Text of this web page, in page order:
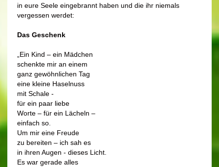
in eure Seele eingebrannt haben und die ihr niemals
vergessen werdet:
Das Geschenk
„Ein Kind – ein Mädchen
schenkte mir an einem
ganz gewöhnlichen Tag
eine kleine Haselnuss
mit Schale -
für ein paar liebe
Worte – für ein Lächeln –
einfach so.
Um mir eine Freude
zu bereiten – ich sah es
in ihren Augen - dieses Licht.
Es war gerade alles